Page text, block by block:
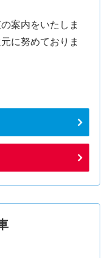
案内をいたしま
に努めておりま